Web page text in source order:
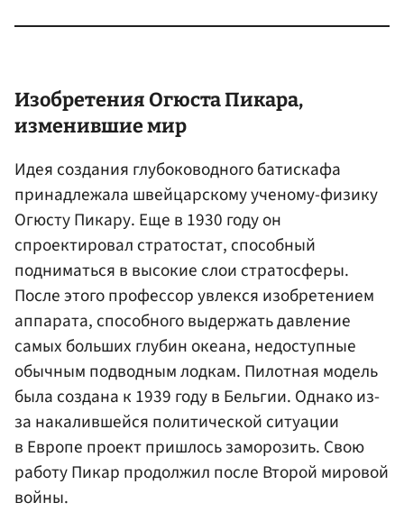
Изобретения Огюста Пикара,
изменившие мир
Идея создания глубоководного батискафа
принадлежала швейцарскому ученому-физику
Огюсту Пикару. Еще в 1930 году он
спроектировал стратостат, способный
подниматься в высокие слои стратосферы.
После этого профессор увлекся изобретением
аппарата, способного выдержать давление
самых больших глубин океана, недоступные
обычным подводным лодкам. Пилотная модель
была создана к 1939 году в Бельгии. Однако из-
за накалившейся политической ситуации
в Европе проект пришлось заморозить. Свою
работу Пикар продолжил после Второй мировой
войны.